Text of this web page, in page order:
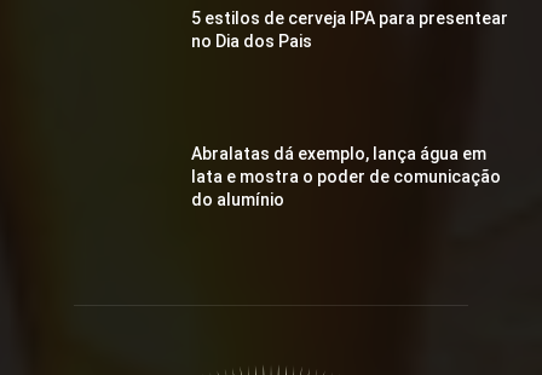
5 estilos de cerveja IPA para presentear
no Dia dos Pais
Abralatas dá exemplo, lança água em
lata e mostra o poder de comunicação
do alumínio